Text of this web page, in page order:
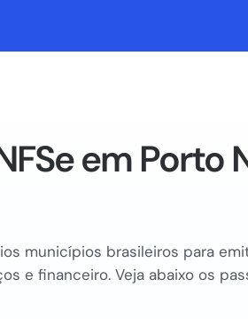
em Porto
municípios brasileiros para
e financeiro. Veja abaixo os